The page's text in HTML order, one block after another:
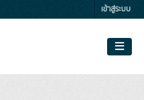
เข้าสู่ระบบ